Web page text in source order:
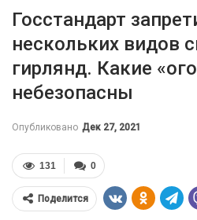
Госстандарт
нескольких видов
гирлянд. Какие
небезопасны
Опубликовано Дек 27, 2021
0
131
Поделится